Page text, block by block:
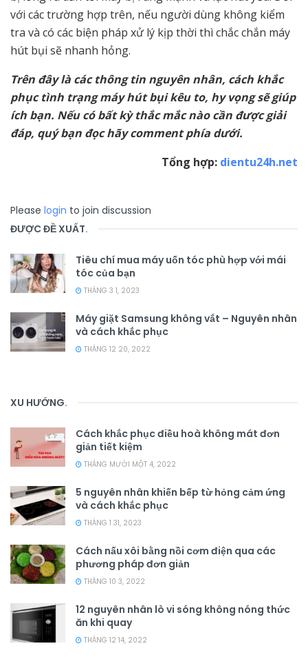
với các trường hợp trên, nếu người dùng không kiểm
tra và có các biện pháp xử lý kịp thời thì chắc chắn máy
hút bụi sẽ nhanh hỏng.
Trên đây là các thông tin nguyên nhân, cách khắc
phục tình trạng máy hút bụi kêu to, hy vọng sẽ giúp
ích bạn. Nếu có bất kỳ thắc mắc nào cần được giải
đáp, quý bạn đọc hãy comment phía dưới.
Tổng hợp: dientu24h.net
Please login to join discussion
ĐƯỢC ĐỀ XUẤT.
Tiêu chí mua máy uốn tóc phù hợp với mái
tóc của bạn
THÁNG 3 1, 2023
Máy giặt Samsung không vắt – Nguyên nhân
và cách khắc phục
THÁNG 12 20, 2022
XU HƯỚNG.
Cách khắc phục điều hoà không mát đơn
giản tiết kiệm
THÁNG MƯỜI MỘT 4, 2022
5 nguyên nhân khiến bếp từ hỏng cảm ứng
và cách khắc phục
THÁNG 1 31, 2023
Cách nấu xôi bằng nồi cơm điện qua các
phương pháp đơn giản
THÁNG 10 3, 2022
12 nguyên nhân lò vi sóng không nóng thức
ăn khi quay
THÁNG 12 14, 2022